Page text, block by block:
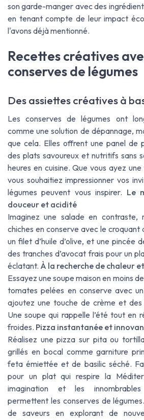
son garde-manger avec des
en tenant compte de leur impact
l'avons déjà mentionné.
Recettes créatives
conserves de légumes
Des assiettes créatives à
Les conserves de légumes ont
comme une solution de dépannage,
que cela. Elles offrent une panel de
des plats savoureux et nutritifs sans
heures en cuisine. Que vous ayez
vous souhaitiez impressionner vos
légumes peuvent vous inspirer. Le
douceur et acidité
Imaginez une salade en contraste,
chiches en conserve avec le croquant
un filet d’huile d’olive, et une pincée
des tranches d’avocat frais pour un
éclatant. À la recherche de chaleur
Essayez une soupe maison en moins
tomates pelées en conserve avec
ajoutez une touche de crème et des
Une soupe qui rappelle l’été tout en
froides. Pizza instantanée et
Réalisez une pizza sur pita ou
grillés en bocal comme garniture
feta émiettée et de basilic séché.
pour un plat qui respire la
imagination et les
permettent les conserves de
de saveurs en explorant de